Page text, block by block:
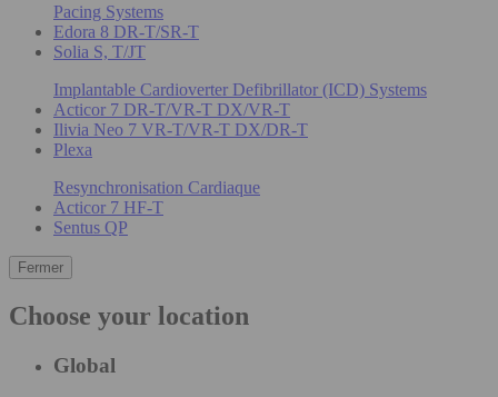
Pacing Systems
Edora 8 DR-T/SR-T
Solia S, T/JT
Implantable Cardioverter Defibrillator (ICD) Systems
Acticor 7 DR-T/VR-T DX/VR-T
Ilivia Neo 7 VR-T/VR-T DX/DR-T
Plexa
Resynchronisation Cardiaque
Acticor 7 HF-T
Sentus QP
Fermer
Choose your location
Global